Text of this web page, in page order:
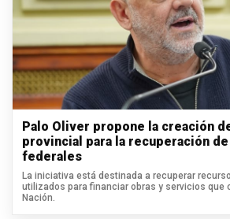
Palo Oliver propone la creación
provincial para la recuperación
federales
La iniciativa está destinada a recuperar
utilizados para financiar obras y servicios que
Nación.